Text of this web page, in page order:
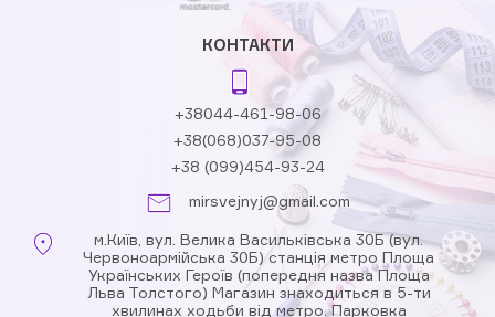
КОНТАКТИ
+38044-461-98-06
+38(068)037-95-08
+38 (099)454-93-24
mirsvejnyj@gmail.com
м.Київ, вул. Велика Васильківська 30Б (вул.
Червоноармійська 30Б) станція метро Площа
Українських Героїв (попередня назва Площа
Льва Толстого) Магазин знаходиться в 5-ти
хвилинах ходьби від метро. Парковка